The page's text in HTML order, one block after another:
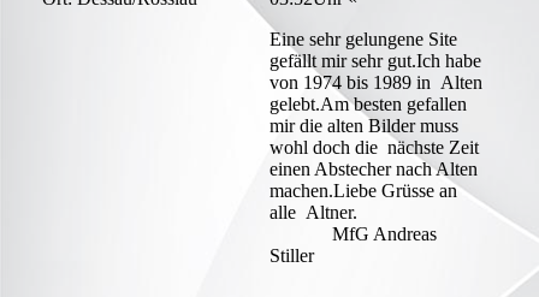
Eine sehr gelungene Site
gefällt mir sehr gut.Ich habe
von 1974 bis 1989 in Alten
gelebt.Am besten gefallen
mir die alten Bilder muss
wohl doch die nächste Zeit
einen Abstecher nach Alten
machen.Liebe Grüsse an
alle Altner.
MfG Andreas
Stiller